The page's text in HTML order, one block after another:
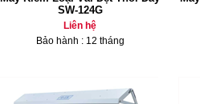
SW-124G
Liên hệ
Bảo hành : 12 tháng